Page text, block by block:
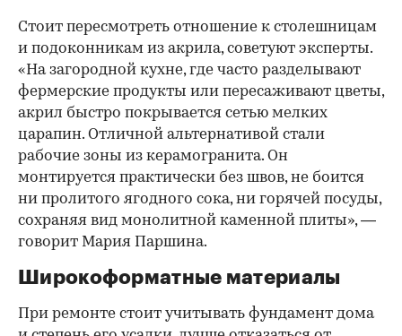
Стоит пересмотреть отношение к столешницам
и подоконникам из акрила, советуют эксперты.
«На загородной кухне, где часто разделывают
фермерские продукты или пересаживают цветы,
акрил быстро покрывается сетью мелких
царапин. Отличной альтернативой стали
рабочие зоны из керамогранита. Он
монтируется практически без швов, не боится
ни пролитого ягодного сока, ни горячей посуды,
сохраняя вид монолитной каменной плиты», —
говорит Мария Паршина.
Широкоформатные материалы
При ремонте стоит учитывать фундамент дома